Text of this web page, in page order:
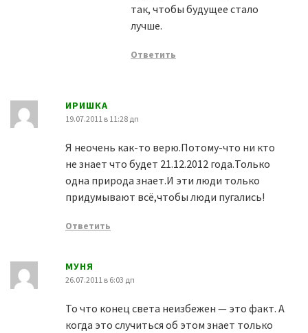
так, чтобы будущее стало
лучше.
Ответить
ИРИШКА
19.07.2011 в 11:28 дп
Я неочень как-то верю.Потому-что ни кто
не знает что будет 21.12.2012 года.Только
одна природа знает.И эти люди только
придумывают всё,чтобы люди пугались!
Ответить
МУНЯ
26.07.2011 в 6:03 дп
То что конец света неизбежен — это факт. А
когда это случиться об этом знает только